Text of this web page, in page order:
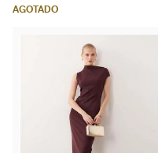
AGOTADO